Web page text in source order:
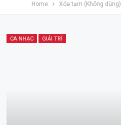
Home Xóa tạm (Không dùng)
CA NHẠC GIẢI TRÍ